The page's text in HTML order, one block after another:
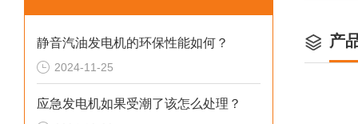
静音汽油发电机的环保性能如何？
2024-11-25
应急发电机如果受潮了该怎么处理？
产